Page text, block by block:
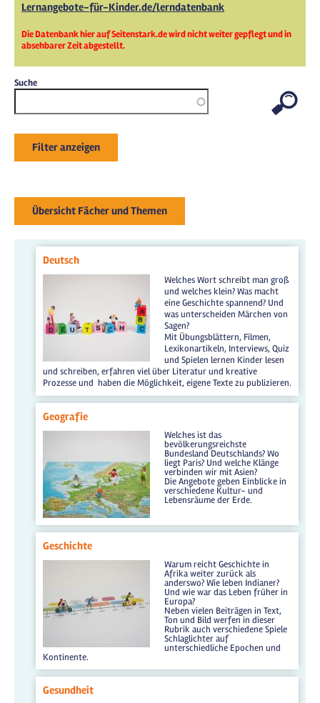
Lernangebote-für-Kinder.de/lerndatenbank
Die Datenbank hier auf Seitenstark.de wird nicht weiter gepflegt und in
absehbarer Zeit abgestellt.
Suche
Filter anzeigen
Übersicht Fächer und Themen
Deutsch
Welches Wort schreibt man groß
und welches klein? Was macht
eine Geschichte spannend? Und
was unterscheiden Märchen von
Sagen?
Mit Übungsblättern, Filmen,
Lexikonartikeln, Interviews, Quiz
und Spielen lernen Kinder lesen
und schreiben, erfahren viel über Literatur und kreative
Prozesse und haben die Möglichkeit, eigene Texte zu publizieren.
Geografie
Welches ist das
bevölkerungsreichste
Bundesland Deutschlands? Wo
liegt Paris? Und welche Klänge
verbinden wir mit Asien?
Die Angebote geben Einblicke in
verschiedene Kultur- und
Lebensräume der Erde.
Geschichte
Warum reicht Geschichte in
Afrika weiter zurück als
anderswo? Wie leben Indianer?
Und wie war das Leben früher in
Europa?
Neben vielen Beiträgen in Text,
Ton und Bild werfen in dieser
Rubrik auch verschiedene Spiele
Schlaglichter auf
unterschiedliche Epochen und
Kontinente.
Gesundheit